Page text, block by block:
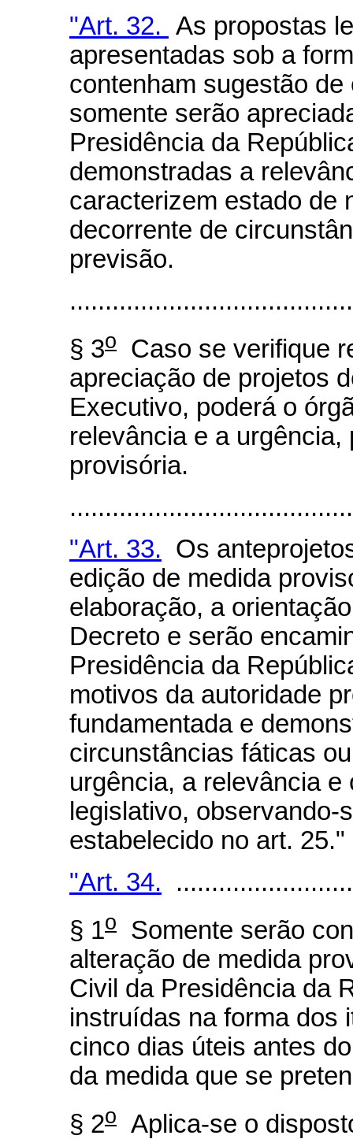
"Art. 32. As propostas
apresentadas sob a
contenham sugestão
somente serão
Presidência da
demonstradas a
caracterizem estado de
decorrente de
previsão.
§ 3o
Caso se verifique
apreciação de projetos
Executivo, poderá o
relevância e a
provisória.
"Art. 33. Os
edição de medida
elaboração, a
Decreto e serão
Presidência da
motivos da autoridade
fundamentada e
circunstâncias fáticas
urgência, a relevância
legislativo,
estabelecido no art. 25."
"Art. 34.
§ 1o
Somente serão
alteração de medida
Civil da Presidência da
instruídas na forma dos
cinco dias úteis antes
da medida que se
§ 2o
Aplica-se o